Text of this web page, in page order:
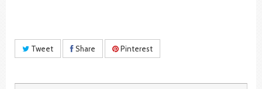
Tweet Share Pinterest